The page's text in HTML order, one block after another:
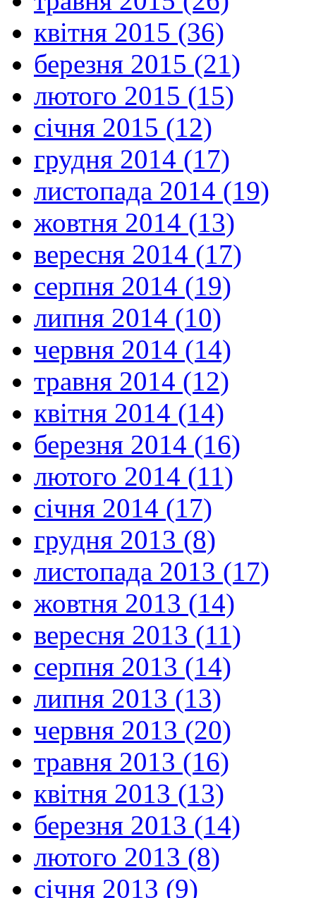
квітня 2015 (36)
березня 2015 (21)
лютого 2015 (15)
січня 2015 (12)
грудня 2014 (17)
листопада 2014 (19)
жовтня 2014 (13)
вересня 2014 (17)
серпня 2014 (19)
липня 2014 (10)
червня 2014 (14)
травня 2014 (12)
квітня 2014 (14)
березня 2014 (16)
лютого 2014 (11)
січня 2014 (17)
грудня 2013 (8)
листопада 2013 (17)
жовтня 2013 (14)
вересня 2013 (11)
серпня 2013 (14)
липня 2013 (13)
червня 2013 (20)
травня 2013 (16)
квітня 2013 (13)
березня 2013 (14)
лютого 2013 (8)
січня 2013 (9)